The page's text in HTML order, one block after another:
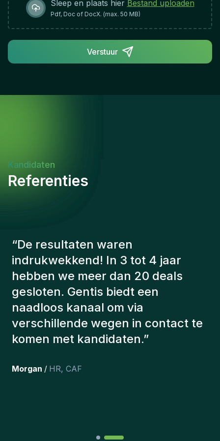
Sleep en plaats hier Bestand uploaden
Pdf, Doc of DocX. (max. 50 MB)
Verstuur
Kandidaten
Referenties
“De consultants van Gentis
hebben altijd rekening gehouden
met een aantal factoren om ons de
juiste kandidaten voor te stellen.
De kandidaten die we hebben
aangeworven, werken nog steeds
bij ons en persoonlijk ben ik erg
team hebben opgenomen.